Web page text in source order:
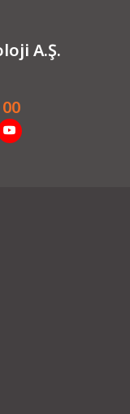
A.Ş.